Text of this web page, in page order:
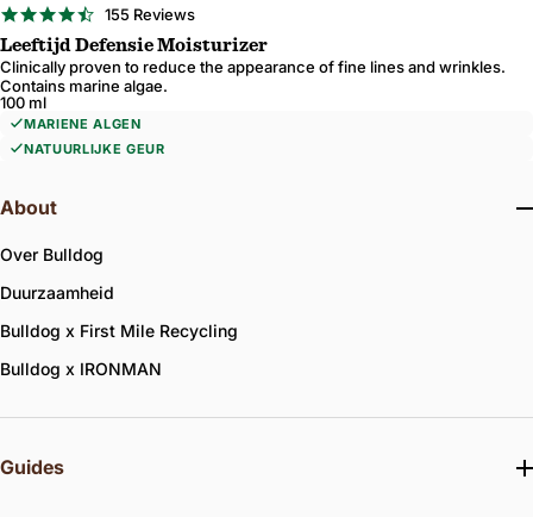
4.7
star
rating
155 Reviews
Leeftijd Defensie Moisturizer
Clinically proven to reduce the appearance of fine lines and wrinkles.
Contains marine algae.
100 ml
MARIENE ALGEN
NATUURLIJKE GEUR
About
Over Bulldog
Duurzaamheid
Bulldog x First Mile Recycling
Bulldog x IRONMAN
Guides